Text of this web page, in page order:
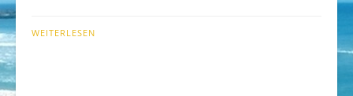
WEITERLESEN